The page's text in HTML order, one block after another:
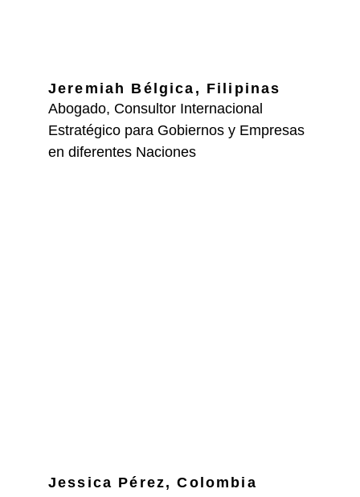
Jeremiah Bélgica, Filipinas
Abogado, Consultor Internacional
Estratégico para Gobiernos y Empresas
en diferentes Naciones
Jessica Pérez, Colombia